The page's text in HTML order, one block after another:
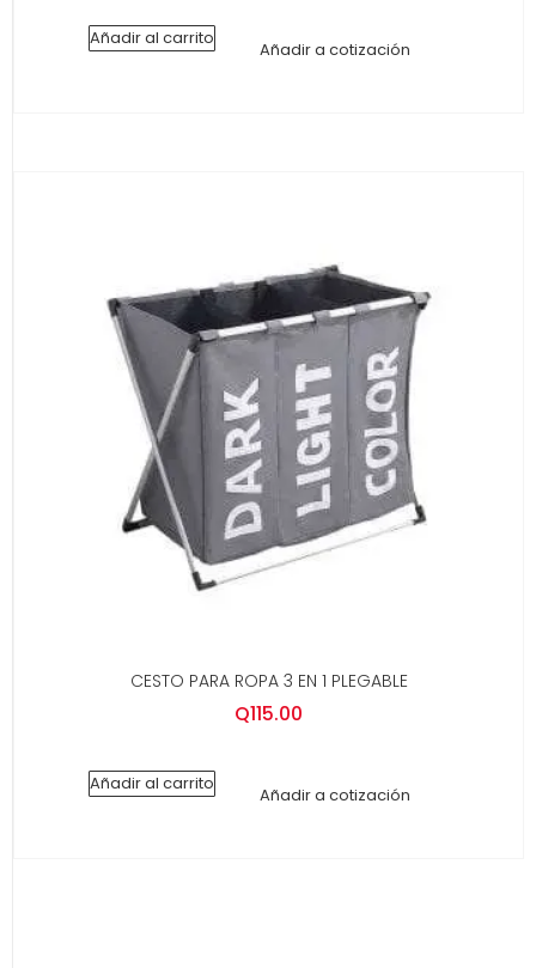
Añadir al carrito
Añadir a cotización
CESTO PARA ROPA 3 EN 1 PLEGABLE
Q115.00
Añadir al carrito
Añadir a cotización